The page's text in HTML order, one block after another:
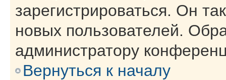
зарегистрироваться. Он
новых пользователей.
администратору
Вернуться к началу